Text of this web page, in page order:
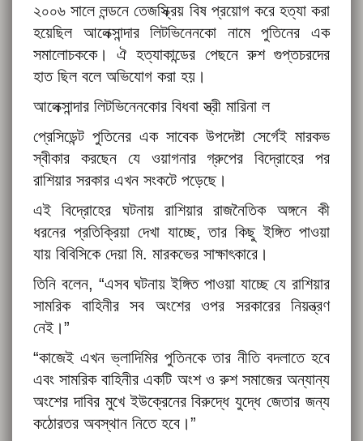
২০০৬ সালে লন্ডনে তেজস্ক্রিয় বিষ প্রয়োগ করে হত্যা করা
হয়েছিল আলেক্সান্দার লিটভিনেনকো নামে পুতিনের এক
সমালোচককে। ঐ হত্যাকান্ডের পেছনে রুশ গুপ্তচরদের
হাত ছিল বলে অভিযোগ করা হয়।
আলেক্সান্দার লিটভিনেনকোর বিধবা স্ত্রী মারিনা ল
প্রেসিডেন্ট পুতিনের এক সাবেক উপদেষ্টা সের্গেই মারকভ
স্বীকার করছেন যে ওয়াগনার গ্রুপের বিদ্রোহের পর
রাশিয়ার সরকার এখন সংকটে পড়েছে।
এই বিদ্রোহের ঘটনায় রাশিয়ার রাজনৈতিক অঙ্গনে কী
ধরনের প্রতিক্রিয়া দেখা যাচ্ছে, তার কিছু ইঙ্গিত পাওয়া
যায় বিবিসিকে দেয়া মি. মারকভের সাক্ষাৎকারে।
তিনি বলেন, “এসব ঘটনায় ইঙ্গিত পাওয়া যাচ্ছে যে রাশিয়ার
সামরিক বাহিনীর সব অংশের ওপর সরকারের নিয়ন্ত্রণ
নেই।”
“কাজেই এখন ভ্লাদিমির পুতিনকে তার নীতি বদলাতে হবে
এবং সামরিক বাহিনীর একটি অংশ ও রুশ সমাজের অন্যান্য
অংশের দাবির মুখে ইউক্রেনের বিরুদ্ধে যুদ্ধে জেতার জন্য
কঠোরতর অবস্থান নিতে হবে।”